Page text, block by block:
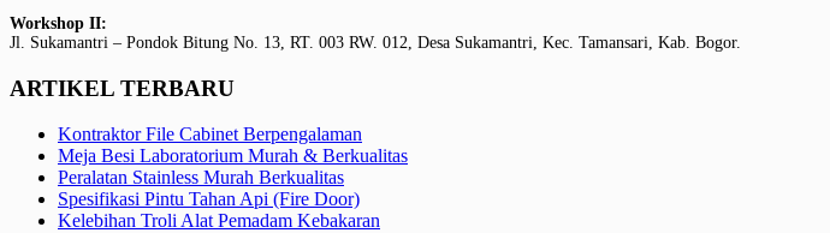
Workshop II:
Jl. Sukamantri – Pondok Bitung No. 13, RT. 003 RW. 012, Desa Sukamantri, Kec. Tamansari, Kab. Bogor.
ARTIKEL TERBARU
Kontraktor File Cabinet Berpengalaman
Meja Besi Laboratorium Murah & Berkualitas
Peralatan Stainless Murah Berkualitas
Spesifikasi Pintu Tahan Api (Fire Door)
Kelebihan Troli Alat Pemadam Kebakaran